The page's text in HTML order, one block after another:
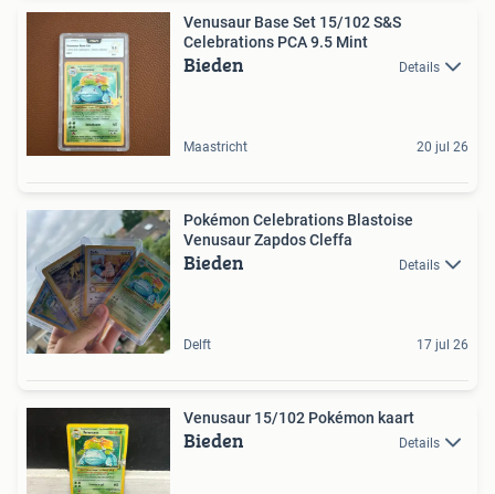
Venusaur Base Set 15/102 S&S
Celebrations PCA 9.5 Mint
Bieden Details
Maastricht 20 jul 26
Pokémon Celebrations Blastoise
Venusaur Zapdos Cleffa
Bieden Details
Delft 17 jul 26
Venusaur 15/102 Pokémon kaart
Bieden Details